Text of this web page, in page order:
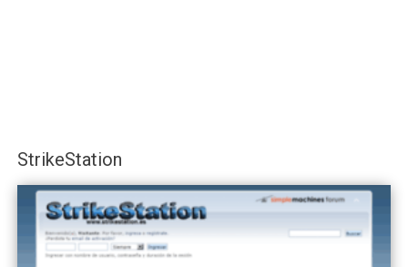
StrikeStation